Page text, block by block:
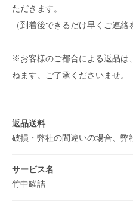
ただきます。
（到着後できるだけ早くご連絡
※お客様のご都合による返品は
ねます。ご了承くださいませ。
返品送料
破損・弊社の間違いの場合、弊
サービス名
竹中罐詰